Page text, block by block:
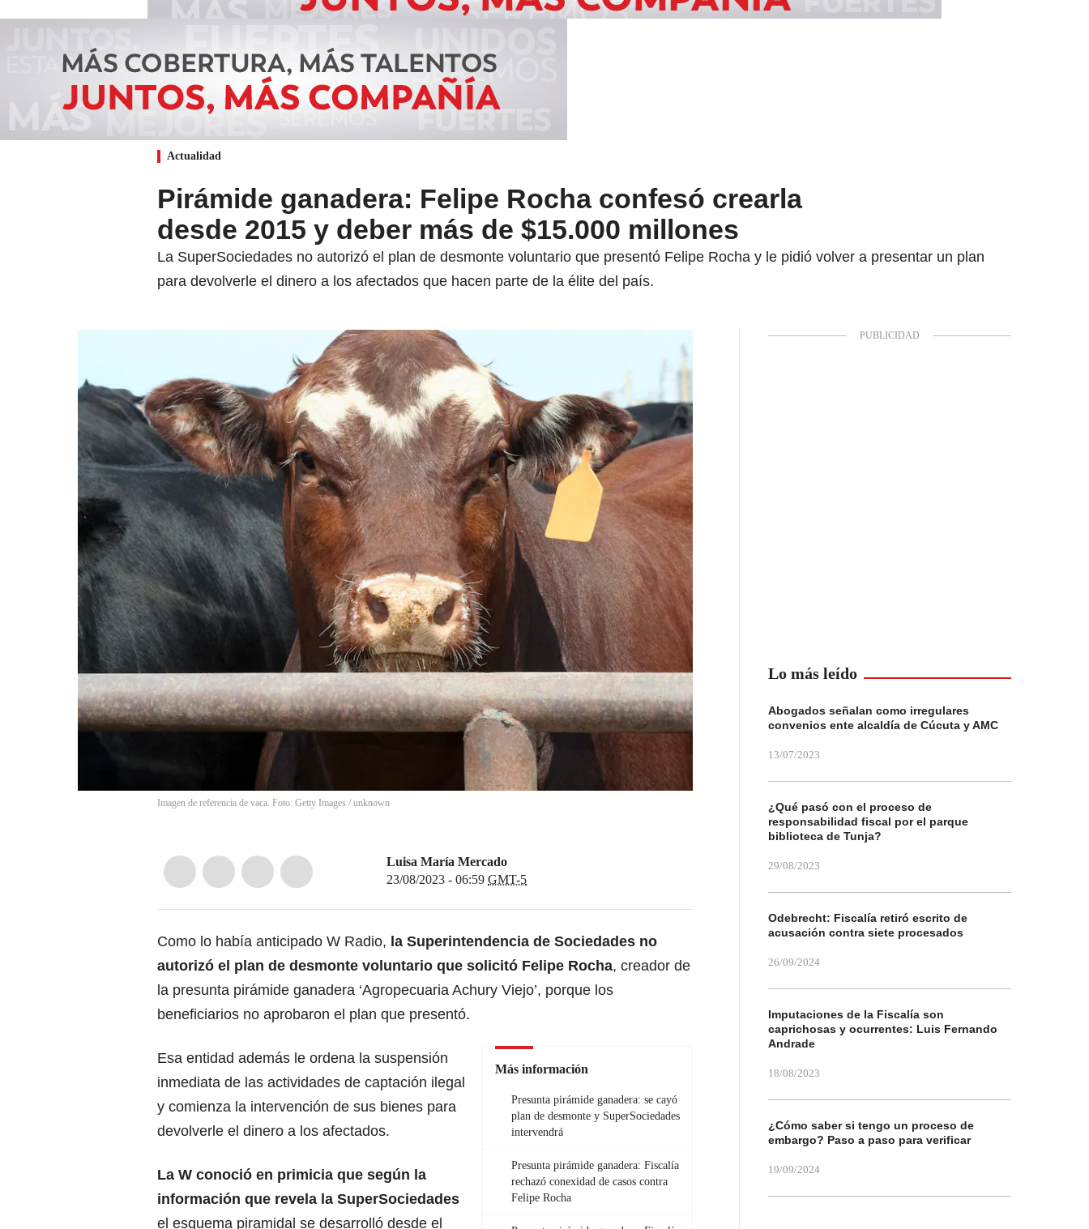
Actualidad
Pirámide ganadera: Felipe Rocha confesó crearla
desde 2015 y deber más de $15.000 millones
La SuperSociedades no autorizó el plan de desmonte voluntario que presentó Felipe Rocha y le pidió volver a presentar un plan
para devolverle el dinero a los afectados que hacen parte de la élite del país.
Imagen de referencia de vaca. Foto: Getty Images / unknown
Luisa María Mercado
23/08/2023 - 06:59 GMT-5
Como lo había anticipado W Radio, la Superintendencia de Sociedades no
autorizó el plan de desmonte voluntario que solicitó Felipe Rocha, creador de
la presunta pirámide ganadera ‘Agropecuaria Achury Viejo’, porque los
beneficiarios no aprobaron el plan que presentó.
Más información
Presunta pirámide ganadera: se cayó
plan de desmonte y SuperSociedades
intervendrá
Presunta pirámide ganadera: Fiscalía
rechazó conexidad de casos contra
Felipe Rocha
Esa entidad además le ordena la suspensión
inmediata de las actividades de captación ilegal
y comienza la intervención de sus bienes para
devolverle el dinero a los afectados.
La W conoció en primicia que según la
información que revela la SuperSociedades
el esquema piramidal se desarrolló desde el
Lo más leído
Abogados señalan como irregulares
convenios ente alcaldía de Cúcuta y AMC
13/07/2023
¿Qué pasó con el proceso de
responsabilidad fiscal por el parque
biblioteca de Tunja?
29/08/2023
Odebrecht: Fiscalía retiró escrito de
acusación contra siete procesados
26/09/2024
Imputaciones de la Fiscalía son
caprichosas y ocurrentes: Luis Fernando
Andrade
18/08/2023
¿Cómo saber si tengo un proceso de
embargo? Paso a paso para verificar
19/09/2024